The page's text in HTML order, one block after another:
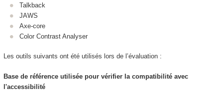
Talkback
JAWS
Axe-core
Color Contrast Analyser
Les outils suivants ont été utilisés lors de l’évaluation :
Base de référence utilisée pour vérifier la compatibilité avec
l'accessibilité